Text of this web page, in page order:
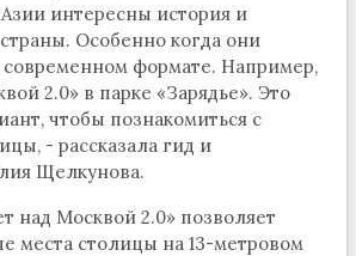
интересны история и
Особенно когда они
формате. Например,
2.0» в парке «Зарядье». Это
чтобы познакомиться с
- рассказала гид и
Щелкунова.
над Москвой 2.0» позволяет
места столицы на 13-метровом